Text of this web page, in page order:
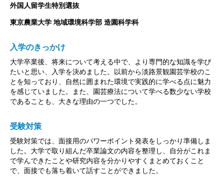
外国人留学生特別選抜
東京農業大学 地域環境科学部 造園科学科
入学のきっかけ
大学卒業後、将来について考える中で、より専門的な知識を学び
たいと思い、入学を決めました。以前から淡路景観園芸学校のこ
とを知っており、自然に囲まれた環境で実践的に学べる点に魅力
を感じていました。また、園芸療法について学べる数少ない学校
であることも、大きな理由の一つでした。
受験対策
受験対策では、面接用のパワーポイント発表をしっかり準備しま
した。大学で取り組んだ卒業論文の内容を整理し、自分がこれま
で学んできたことや研究内容を分かりやすくまとめておくこと
で、面接でも落ち着いて話すことができました。